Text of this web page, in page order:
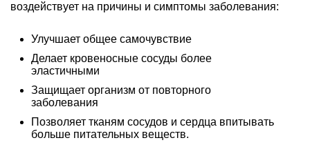
воздействует на причины и симптомы заболевания:
Улучшает общее самочувствие
Делает кровеносные сосуды более
эластичными
Защищает организм от повторного
заболевания
Позволяет тканям сосудов и сердца впитывать
больше питательных веществ.